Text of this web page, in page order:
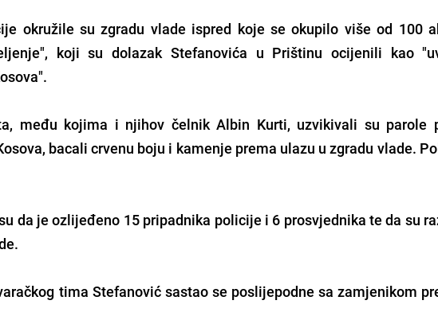
okružile su zgradu vlade ispred koje se okupilo više od 100
koji su dolazak Stefanovića u Prištinu ocijenili kao
među kojima i njihov čelnik Albin Kurti, uzvikivali su parole
bacali crvenu boju i kamenje prema ulazu u zgradu vlade.
da je ozlijeđeno 15 pripadnika policije i 6 prosvjednika te da su
tima Stefanović sastao se poslijepodne sa zamjenikom